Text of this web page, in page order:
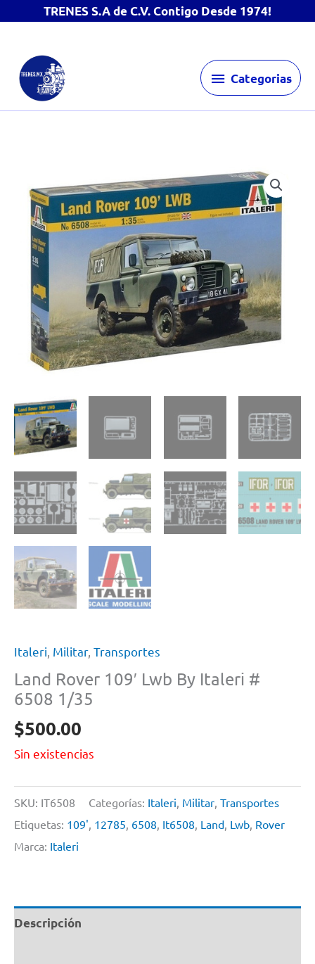
TRENES S.A de C.V. Contigo Desde 1974!
contenido
Categorias
Categorias
Italeri Militar, Transportes
Land Rover 109′ Lwb By Italeri #
6508 1/35
$500.00
Sin existencias
SKU: IT6508 Categorías: Italeri, Militar, Transportes
Etiquetas: 109', 12785, 6508, It6508, Land, Lwb, Rover
Marca: Italeri
Descripción